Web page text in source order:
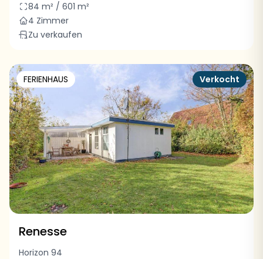
84 m² / 601 m²
4 Zimmer
Zu verkaufen
FERIENHAUS Verkocht
Renesse
Horizon 94